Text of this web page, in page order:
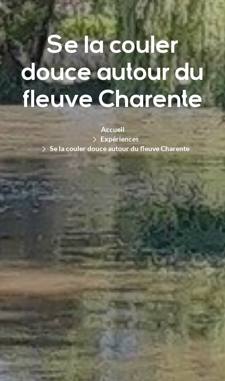
Se la couler
douce autour du
fleuve Charente
Accueil
Expériences
Se la couler douce autour du fleuve Charente